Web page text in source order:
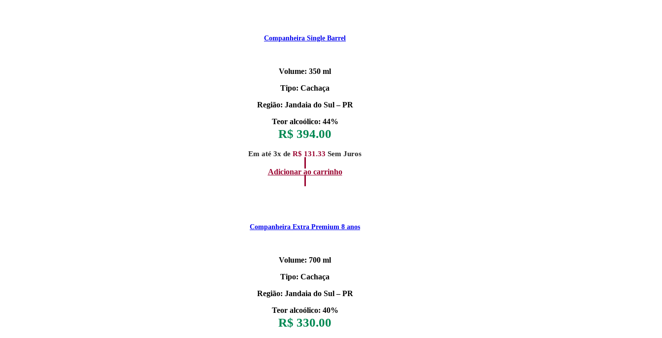
Companheira Single Barrel
Volume: 350 ml
Tipo: Cachaça
Região: Jandaia do Sul – PR
Teor alcoólico: 44%
R$ 394.00
Em até 3x de R$ 131.33 Sem Juros
Adicionar ao carrinho
Companheira Extra Premium 8 anos
Volume: 700 ml
Tipo: Cachaça
Região: Jandaia do Sul – PR
Teor alcoólico: 40%
R$ 330.00